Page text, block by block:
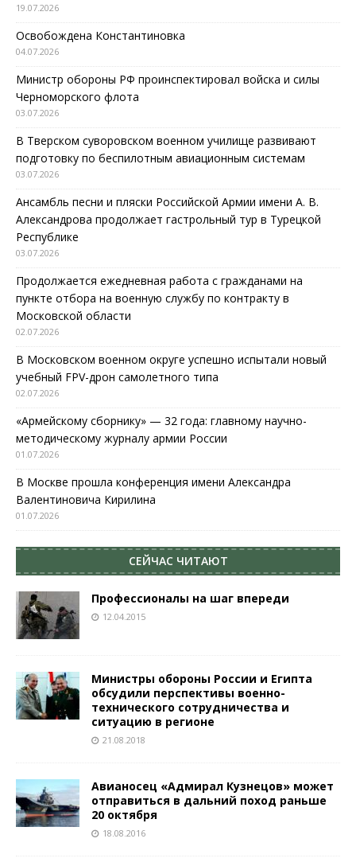
19.07.2026
Освобождена Константиновка
04.07.2026
Министр обороны РФ проинспектировал войска и силы
Черноморского флота
03.07.2026
В Тверском суворовском военном училище развивают
подготовку по беспилотным авиационным системам
03.07.2026
Ансамбль песни и пляски Российской Армии имени А. В.
Александрова продолжает гастрольный тур в Турецкой
Республике
03.07.2026
Продолжается ежедневная работа с гражданами на
пункте отбора на военную службу по контракту в
Московской области
02.07.2026
В Московском военном округе успешно испытали новый
учебный FPV-дрон самолетного типа
02.07.2026
«Армейскому сборнику» — 32 года: главному научно-
методическому журналу армии России
01.07.2026
В Москве прошла конференция имени Александра
Валентиновича Кирилина
01.07.2026
СЕЙЧАС ЧИТАЮТ
Профессионалы на шаг впереди
12.04.2015
Министры обороны России и Египта
обсудили перспективы военно-
технического сотрудничества и
ситуацию в регионе
21.08.2018
Авианосец «Адмирал Кузнецов» может
отправиться в дальний поход раньше
20 октября
18.08.2016